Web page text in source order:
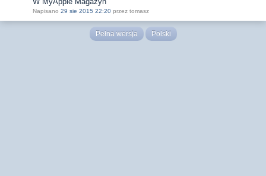
Napisano 29 sie 2015 22:20 przez tomasz
Pełna wersja Polski